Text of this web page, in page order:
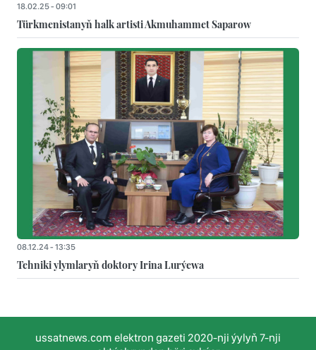
18.02.25 - 09:01
Türkmenistanyň halk artisti Akmuhammet Saparow
08.12.24 - 13:35
Tehniki ylymlaryň doktory Irina Lurýewa
ussatnews.com elektron gazeti 2020-nji ýylyň 7-nji